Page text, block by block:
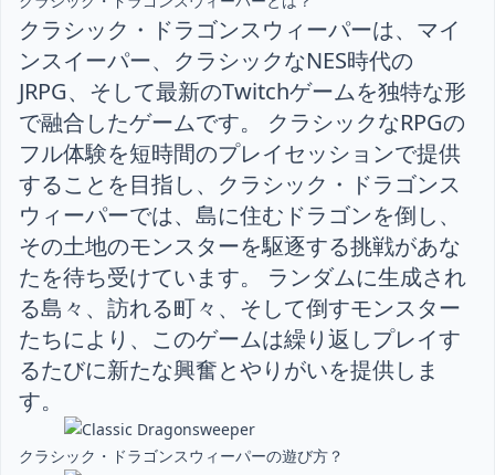
クラシック・ドラゴンスウィーパーは、マイ
ンスイーパー、クラシックなNES時代の
JRPG、そして最新のTwitchゲームを独特な形
で融合したゲームです。 クラシックなRPGの
フル体験を短時間のプレイセッションで提供
することを目指し、クラシック・ドラゴンス
ウィーパーでは、島に住むドラゴンを倒し、
その土地のモンスターを駆逐する挑戦があな
たを待ち受けています。 ランダムに生成され
る島々、訪れる町々、そして倒すモンスター
たちにより、このゲームは繰り返しプレイす
るたびに新たな興奮とやりがいを提供しま
す。
クラシック・ドラゴンスウィーパーの遊び方？